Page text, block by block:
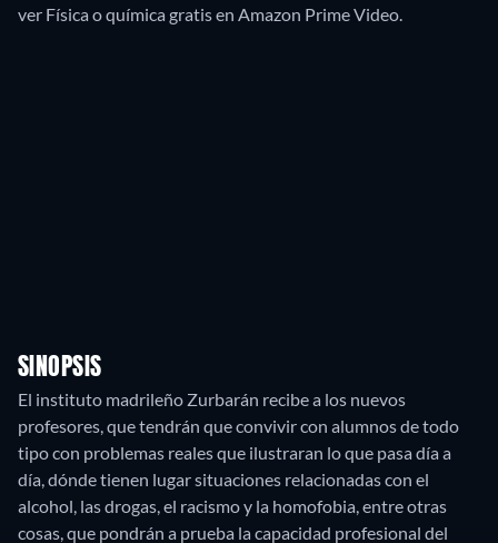
ver Física o química gratis en Amazon Prime Video.
SINOPSIS
El instituto madrileño Zurbarán recibe a los nuevos
profesores, que tendrán que convivir con alumnos de todo
tipo con problemas reales que ilustraran lo que pasa día a
día, dónde tienen lugar situaciones relacionadas con el
alcohol, las drogas, el racismo y la homofobia, entre otras
cosas, que pondrán a prueba la capacidad profesional del